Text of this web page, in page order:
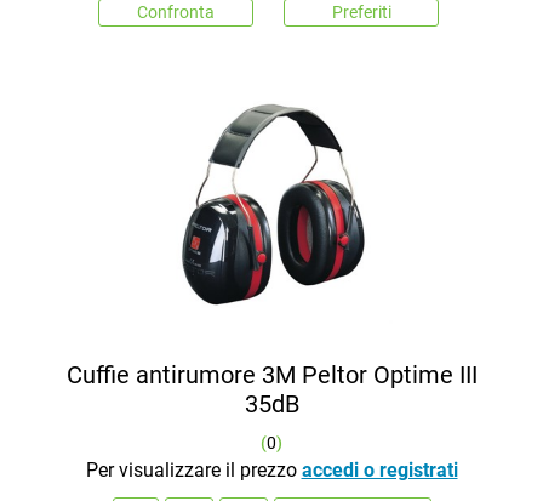
Confronta Preferiti
Cuffie antirumore 3M Peltor Optime III
35dB
(0)
Per visualizzare il prezzo accedi o registrati